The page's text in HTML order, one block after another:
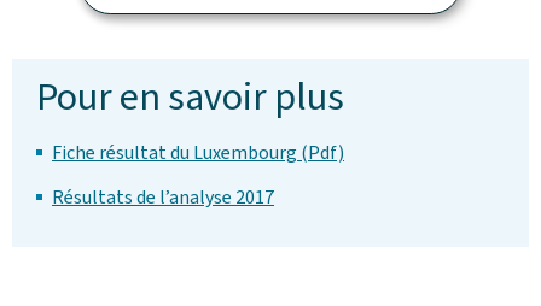
Pour en savoir plus
Fiche résultat du Luxembourg (Pdf)
Résultats de l’analyse 2017